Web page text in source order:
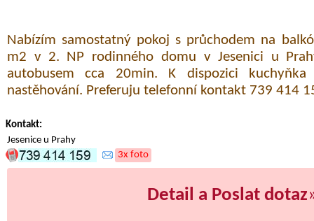
Nabízím samostatný pokoj s průchodem na
m2 v 2. NP rodinného domu v Jesenici u
autobusem cca 20min. K dispozici
nastěhování. Preferuju telefonní kontakt 739 414
Kontakt:
Jesenice u Prahy
3x foto
Detail a Poslat dotaz